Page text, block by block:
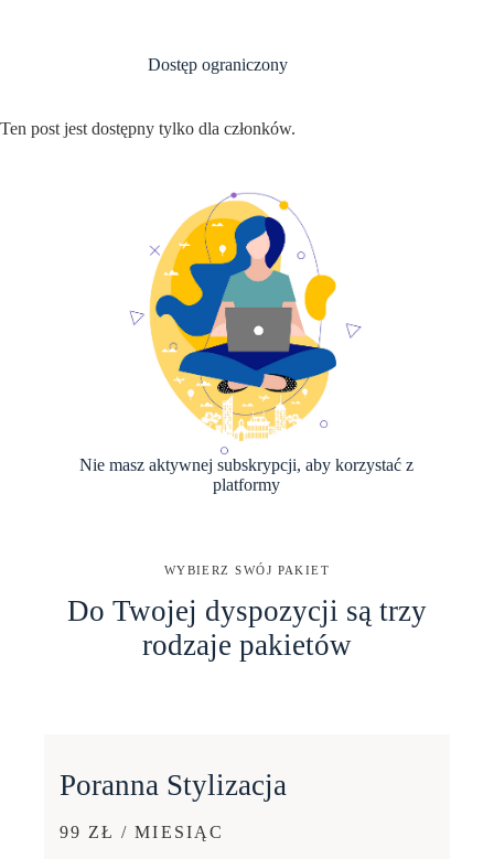
Dostęp ograniczony
Ten post jest dostępny tylko dla członków.
Nie masz aktywnej subskrypcji, aby korzystać z
platformy
WYBIERZ SWÓJ PAKIET
Do Twojej dyspozycji są trzy
rodzaje pakietów
Poranna Stylizacja
99 ZŁ / MIESIĄC